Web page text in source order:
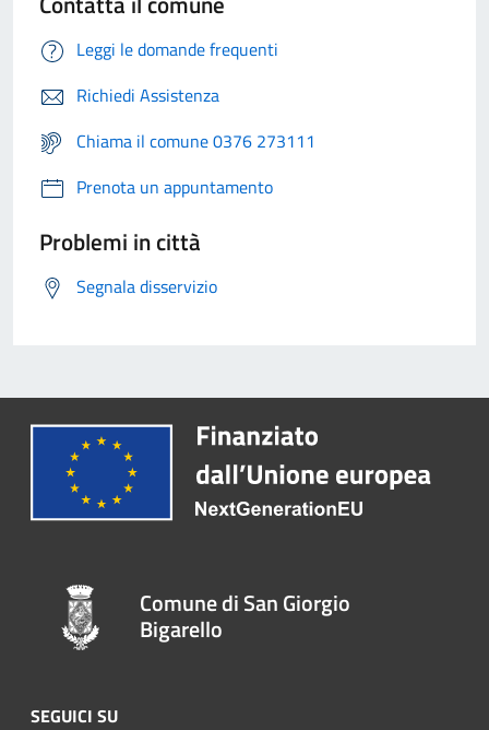
Leggi le domande frequenti
Richiedi Assistenza
Chiama il comune 0376 273111
Prenota un appuntamento
Problemi in città
Segnala disservizio
Comune di San Giorgio
Bigarello
SEGUICI SU